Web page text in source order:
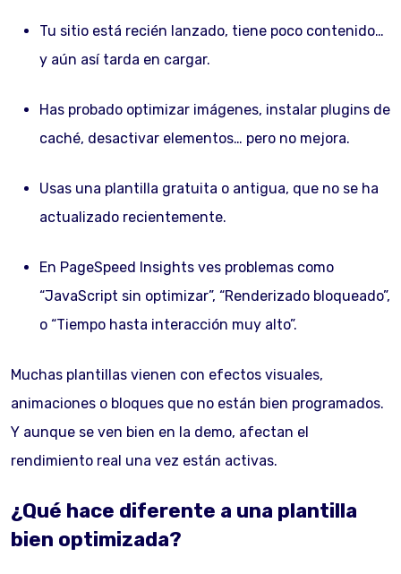
Tu sitio está recién lanzado, tiene poco contenido…
y aún así tarda en cargar.
Has probado optimizar imágenes, instalar plugins de
caché, desactivar elementos… pero no mejora.
Usas una plantilla gratuita o antigua, que no se ha
actualizado recientemente.
En PageSpeed Insights ves problemas como
“JavaScript sin optimizar”, “Renderizado bloqueado”,
o “Tiempo hasta interacción muy alto”.
Muchas plantillas vienen con efectos visuales,
animaciones o bloques que no están bien programados.
Y aunque se ven bien en la demo, afectan el
rendimiento real una vez están activas.
¿Qué hace diferente a una plantilla
bien optimizada?